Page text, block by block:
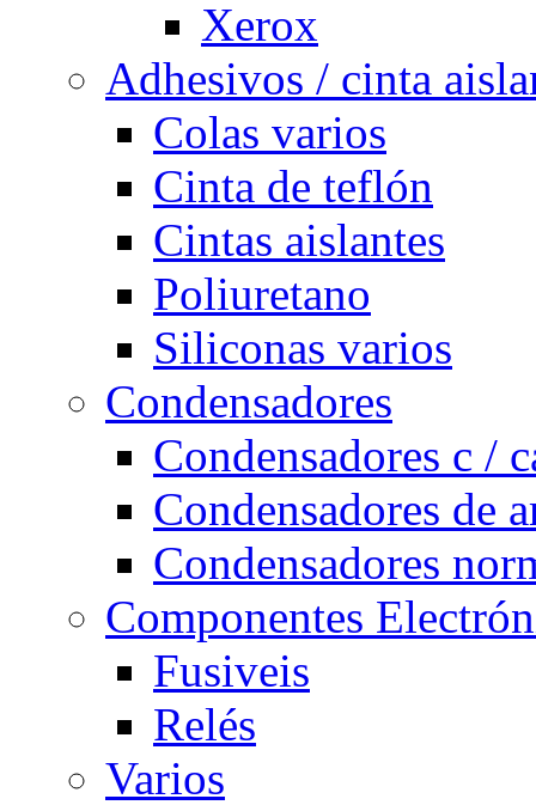
Xerox
Adhesivos / cinta
Colas varios
Cinta de teflón
Cintas aislantes
Poliuretano
Siliconas varios
Condensadores
Condensadores c /
Condensadores de
Condensadores
Componentes
Fusiveis
Relés
Varios